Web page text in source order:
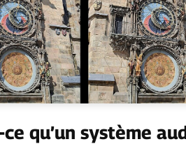
ce qu’un système